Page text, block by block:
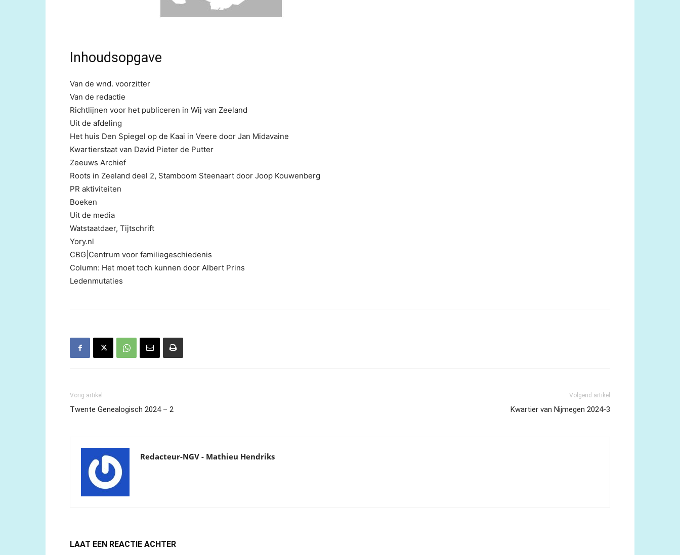
Inhoudsopgave
Van de wnd. voorzitter
Van de redactie
Richtlijnen voor het publiceren in Wij van Zeeland
Uit de afdeling
Het huis Den Spiegel op de Kaai in Veere door Jan Midavaine
Kwartierstaat van David Pieter de Putter
Zeeuws Archief
Roots in Zeeland deel 2, Stamboom Steenaart door Joop Kouwenberg
PR aktiviteiten
Boeken
Uit de media
Watstaatdaer, Tijtschrift
Yory.nl
CBG|Centrum voor familiegeschiedenis
Column: Het moet toch kunnen door Albert Prins
Ledenmutaties
Vorig artikel
Twente Genealogisch 2024 – 2
Volgend artikel
Kwartier van Nijmegen 2024-3
Redacteur-NGV - Mathieu Hendriks
LAAT EEN REACTIE ACHTER